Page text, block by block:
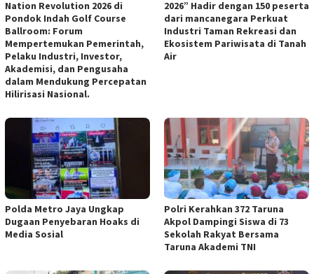
Nation Revolution 2026 di
Pondok Indah Golf Course
Ballroom: Forum
Mempertemukan Pemerintah,
Pelaku Industri, Investor,
Akademisi, dan Pengusaha
dalam Mendukung Percepatan
Hilirisasi Nasional.
2026” Hadir dengan 150 peserta
dari mancanegara Perkuat
Industri Taman Rekreasi dan
Ekosistem Pariwisata di Tanah
Air
Polda Metro Jaya Ungkap
Dugaan Penyebaran Hoaks di
Media Sosial
Polri Kerahkan 372 Taruna
Akpol Dampingi Siswa di 73
Sekolah Rakyat Bersama
Taruna Akademi TNI